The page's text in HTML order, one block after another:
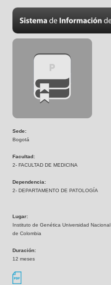
Sede:
Bogotá
Facultad:
2- FACULTAD DE MEDICINA
Dependencia:
2- DEPARTAMENTO DE PATOLOGÍA
Lugar:
Instituto de Genética Universidad Nacional
de Colombia
Duración:
12 meses